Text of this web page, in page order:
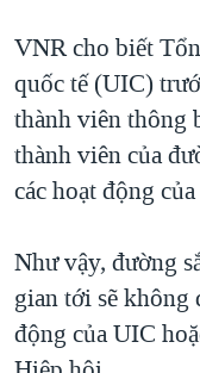
VNR cho biết
quốc tế (UIC)
thành viên thông
thành viên của
các hoạt động
Như vậy, đường
gian tới sẽ không
động của UIC